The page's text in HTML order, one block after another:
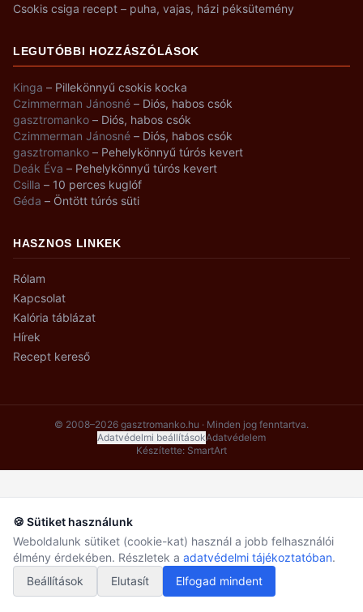
🍪 Sütiket használunk
Weboldalunk sütiket (cookie-kat) használ a jobb felhasználói
élmény érdekében. Részletek a adatvédelmi tájékoztatóban.
Beállítások
Elutasít Elfogad mindent
Csokis csiga recept – puha, vajas, házi péksütemény
LEGUTÓBBI HOZZÁSZÓLÁSOK
Kinga – Pillekönnyű csokis kocka
Czimmerman Jánosné – Diós, habos csók
gasztromanko – Diós, habos csók
Czimmerman Jánosné – Diós, habos csók
gasztromanko – Pehelykönnyű túrós kevert
Deák Éva – Pehelykönnyű túrós kevert
Csilla – 10 perces kuglóf
Géda – Öntött túrós süti
HASZNOS LINKEK
Rólam
Kapcsolat
Kalória táblázat
Hírek
Recept kereső
© 2008–2026 gasztromanko.hu · Minden jog fenntartva.
Adatvédelmi beállításokAdatvédelem
Készítette: SmartArt